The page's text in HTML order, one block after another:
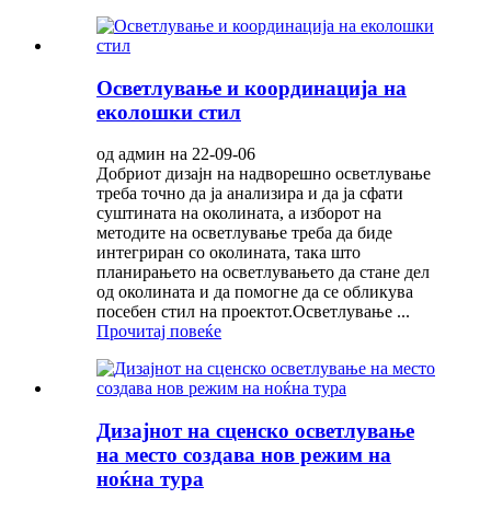
Осветлување и координација на
еколошки стил
од админ на 22-09-06
Добриот дизајн на надворешно осветлување
треба точно да ја анализира и да ја сфати
суштината на околината, а изборот на
методите на осветлување треба да биде
интегриран со околината, така што
планирањето на осветлувањето да стане дел
од околината и да помогне да се обликува
посебен стил на проектот.Осветлување ...
Прочитај повеќе
Дизајнот на сценско осветлување
на место создава нов режим на
ноќна тура